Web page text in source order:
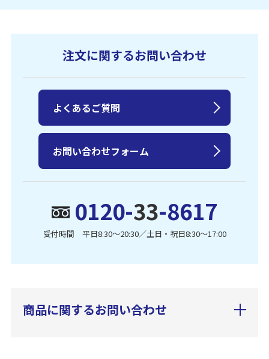
注文に関するお問い合わせ
0120-33-8617
受付時間 平日8:30〜20:30／土日・祝日8:30〜17:00
よくあるご質問
お問い合わせフォーム
商品に関するお問い合わせ